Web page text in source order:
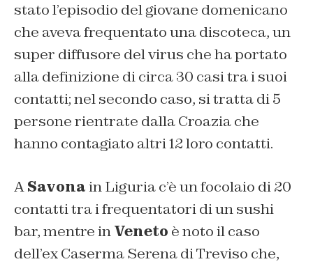
stato l’episodio del giovane domenicano
che aveva frequentato una discoteca, un
super diffusore del virus che ha portato
alla definizione di circa 30 casi tra i suoi
contatti; nel secondo caso, si tratta di 5
persone rientrate dalla Croazia che
hanno contagiato altri 12 loro contatti.
ASavonain Liguria c’è un focolaio di 20
contatti tra i frequentatori di un sushi
bar, mentre inVeneto è noto il caso
dell’ex Caserma Serena di Treviso che,